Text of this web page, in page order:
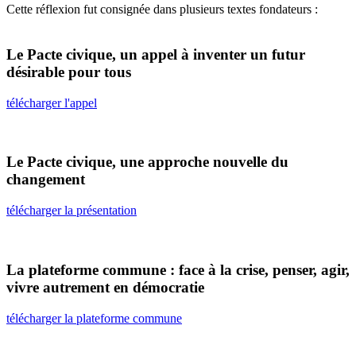
Cette réflexion fut consignée dans plusieurs textes fondateurs :
Le Pacte civique, un appel à inventer un futur
désirable pour tous
télécharger l'appel
Le Pacte civique, une approche nouvelle du
changement
télécharger la présentation
La plateforme commune : face à la crise, penser, agir,
vivre autrement en démocratie
télécharger la plateforme commune